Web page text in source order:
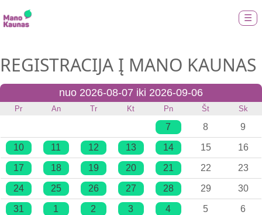
☰
REGISTRACIJA Į MANO KAUNAS
nuo 2026-08-07 iki 2026-09-06
Pr An Tr Kt Pn Št Sk
7 8 9
10 11 12 13 14 15 16
17 18 19 20 21 22 23
24 25 26 27 28 29 30
31 1 2 3 4 5 6